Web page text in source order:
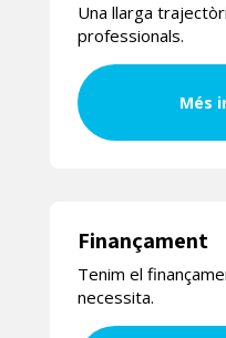
Una llarga
professionals.
Més
Finançament
Tenim el
necessita.